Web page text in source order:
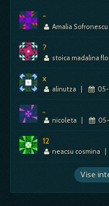
este vizualizata in vis, ea
Mai mult despre
-
Amalia Sofronescu
?
stoica madalina
x
alinutza |
,,
nicoleta |
12
neacsu cosmina |
Vise